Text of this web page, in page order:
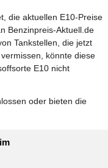
die aktuellen E10-Preise
Benzinpreis-Aktuell.de
Tankstellen, die jetzt
könnte diese
E10 nicht
oder bieten die